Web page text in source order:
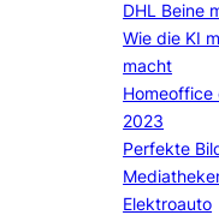
DHL Beine
Wie die KI
macht
Homeoffice
2023
Perfekte
Elektroauto